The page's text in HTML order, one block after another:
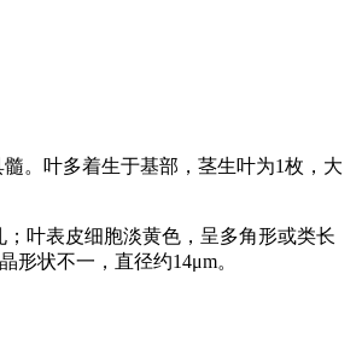
。叶多着生于基部，茎生叶为1枚，大
叶表皮细胞淡黄色，呈多角形或类长
形状不一，直径约14μm。